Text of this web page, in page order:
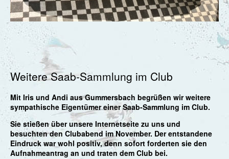
Weitere Saab-Sammlung im Club
Mit Iris und Andi aus Gummersbach begrüßen wir weitere
sympathische Eigentümer einer Saab-Sammlung im Club.
Sie stießen über unsere Internetseite zu uns und
besuchten den Clubabend im November. Der entstandene
Eindruck war wohl positiv, denn sofort forderten sie den
Aufnahmeantrag an und traten dem Club bei.